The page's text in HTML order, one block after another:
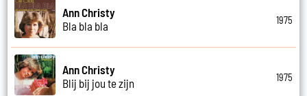
Ann Christy
Bla bla bla
1975
Ann Christy
Blij bij jou te zijn
1975